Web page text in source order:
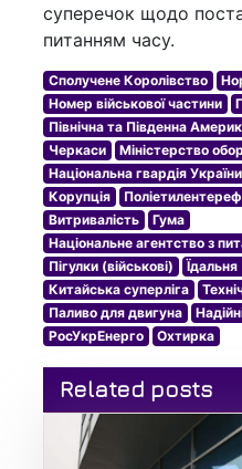
суперечок щодо
питанням часу.
Сполучене Королівство
Номер військової частини
Північна та Південна
Черкаси
Міністерство
Національна гвардія України
Корупція
Витривалість
Гума
Національне агентство з
Пігулки (військові)
Китайська суперліга
Паливо для двигуна
РосУкрЕнерго
Охтирка
Related posts